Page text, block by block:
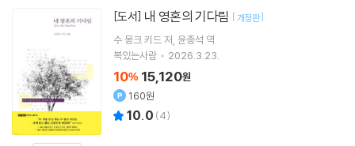
[도서] 내 영혼의 기다림 [개정판]
수 몽크 키드 저 윤종석 역
복있는사람
2026.3.23.
10% 15,120원
160원
10.0 (4)